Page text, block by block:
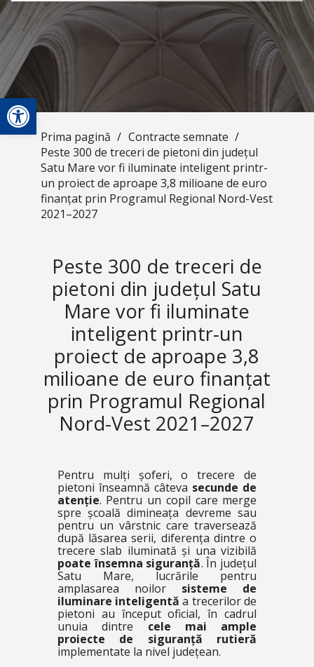
Deschide bara de unelte
Prima pagină / Contracte semnate /
Peste 300 de treceri de pietoni din județul
Satu Mare vor fi iluminate inteligent printr-
un proiect de aproape 3,8 milioane de euro
finanțat prin Programul Regional Nord-Vest
2021–2027
Peste 300 de treceri de
pietoni din județul Satu
Mare vor fi iluminate
inteligent printr-un
proiect de aproape 3,8
milioane de euro finanțat
prin Programul Regional
Nord-Vest 2021–2027
Pentru mulți șoferi, o trecere de
pietoni înseamnă câteva secunde de
atenție. Pentru un copil care merge
spre școală dimineața devreme sau
pentru un vârstnic care traversează
după lăsarea serii, diferența dintre o
trecere slab iluminată și una vizibilă
poate însemna siguranță. În județul
Satu Mare, lucrările pentru
amplasarea noilor sisteme de
iluminare inteligentă a trecerilor de
pietoni au început oficial, în cadrul
unuia dintre cele mai ample
proiecte de siguranță rutieră
implementate la nivel județean.